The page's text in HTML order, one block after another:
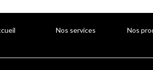
Nos services Nos